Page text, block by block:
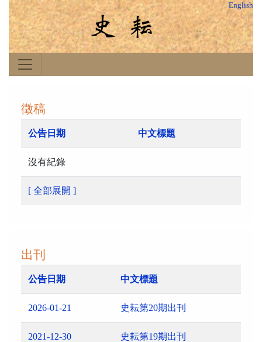
English
徵稿
公告日期 中文標題
沒有紀錄
[ 全部展開 ]
出刊
公告日期 中文標題
2026-01-21 史耘第20期出刊
2021-12-30 史耘第19期出刊